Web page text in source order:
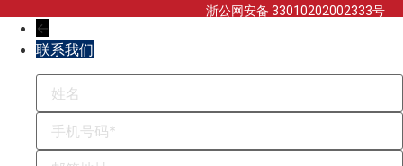
浙公网安备 33010202002333号
←
联系我们